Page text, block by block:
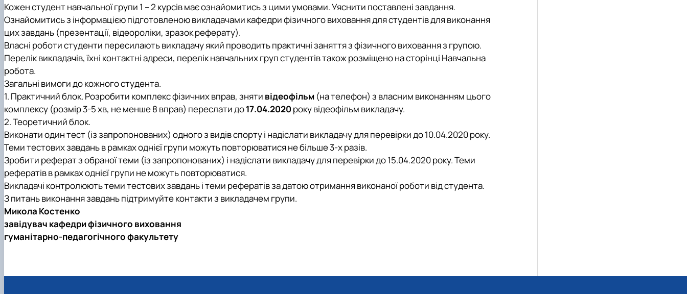
Кожен студент навчальної групи 1 – 2 курсів має ознайомитись з цими умовами. Уяснити поставлені завдання.
Ознайомитись з інформацією підготовленою викладачами кафедри фізичного виховання для студентів для виконання
цих завдань (презентації, відеороліки, зразок реферату).
Власні роботи студенти пересилають викладачу який проводить практичні заняття з фізичного виховання з групою.
Перелік викладачів, їхні контактні адреси, перелік навчальних груп студентів також розміщено на сторінці Навчальна
робота.
Загальні вимоги до кожного студента.
1. Практичний блок. Розробити комплекс фізичних вправ, зняти відеофільм (на телефон) з власним виконанням цього
комплексу (розмір 3-5 хв, не менше 8 вправ) переслати до17.04.2020 року відеофільм викладачу.
2.Теоретичний блок.
Виконати один тест (із запропонованих) одного з видів спорту і надіслати викладачу для перевірки до 10.04.2020 року.
Теми тестових завдань в рамках однієї групи можуть повторюватися не більше 3-х разів.
Зробити реферат з обраної теми (із запропонованих) і надіслати викладачу для перевірки до 15.04.2020 року. Теми
рефератів в рамках однієї групи не можуть повторюватися.
Викладачі контролюють теми тестових завдань і теми рефератів за датою отримання виконаної роботи від студента.
З питань виконання завдань підтримуйте контакти з викладачем групи.
Микола Костенко
завідувач кафедри фізичного виховання
гуманітарно-педагогічного факультету